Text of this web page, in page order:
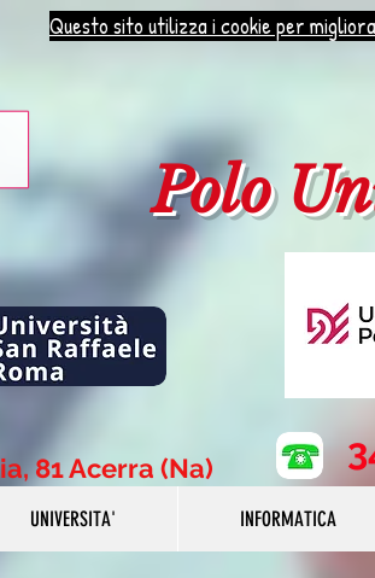
81 Acerra (Na)
Polo
Questo sito utilizza i cookie per
UNIVERSITA' INFORMATICA